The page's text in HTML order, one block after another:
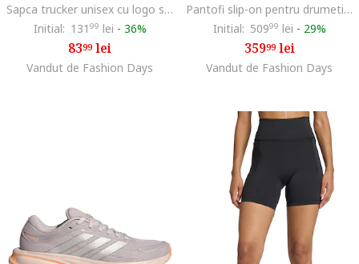
Sapca trucker unisex cu logo si capsa pe partea din spate
Initial: 131 99 lei - 36%
8399lei
Vandut de Fashion Days
Pantofi slip-on pentru drumetii Terrex Voyager 21, Maro taupe/Portocaliu persan
Initial: 50999 lei - 29%
35999lei
Vandut de Fashion Days